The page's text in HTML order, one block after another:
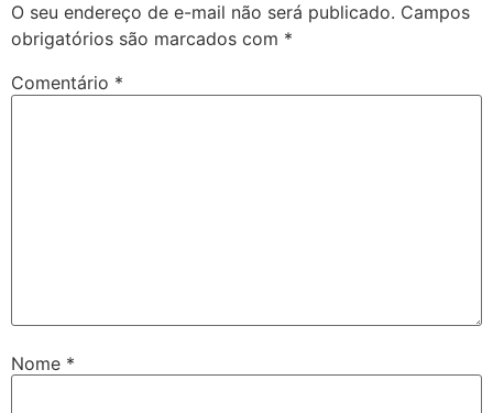
O seu endereço de e-mail não será publicado. Campos
obrigatórios são marcados com *
Comentário *
Nome *